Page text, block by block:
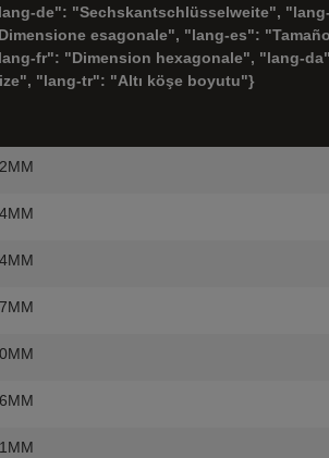
de": "Sechskantschlüsselweite",
esagonale", "lang-es":
fr": "Dimension hexagonale", "lang-
"lang-tr": "Altı köşe boyutu"}